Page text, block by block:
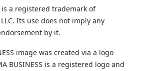
is a registered trademark of
Its use does not imply any
by it.
image was created via a logo
BUSINESS is a registered logo and